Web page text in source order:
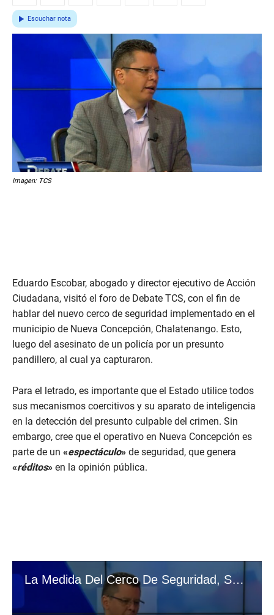
Escuchar nota
Imagen: TCS
Eduardo Escobar, abogado y director ejecutivo de Acción
Ciudadana, visitó el foro de Debate TCS, con el fin de
hablar del nuevo cerco de seguridad implementado en el
municipio de Nueva Concepción, Chalatenango. Esto,
luego del asesinato de un policía por un presunto
pandillero, al cual ya capturaron.
Para el letrado, es importante que el Estado utilice todos
sus mecanismos coercitivos y su aparato de inteligencia
en la detección del presunto culpable del crimen. Sin
embargo, cree que el operativo en Nueva Concepción es
parte de un «espectáculo» de seguridad, que genera
«réditos» en la opinión pública.